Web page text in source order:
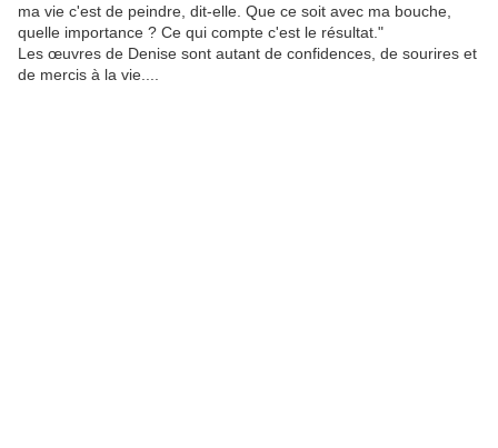
ma vie c'est de peindre, dit-elle. Que ce soit avec ma bouche,
quelle importance ? Ce qui compte c'est le résultat."
Les œuvres de Denise sont autant de confidences, de sourires et
de mercis à la vie....